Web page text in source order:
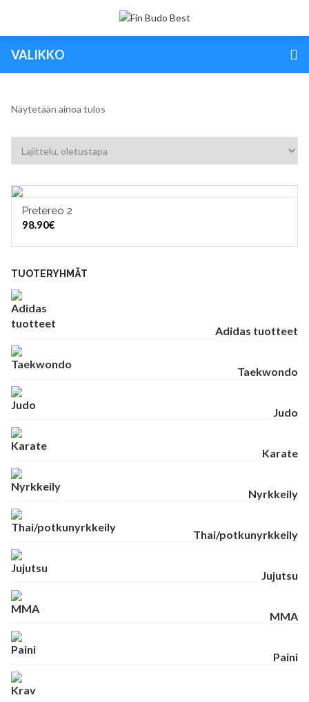
VALIKKO
Näytetään ainoa tulos
Pretereo 2
98.90€
TUOTERYHMÄT
Adidas tuotteet
Taekwondo
Judo
Karate
Nyrkkeily
Thai/potkunyrkkeily
Jujutsu
MMA
Paini